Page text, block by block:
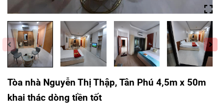
Tòa nhà Nguyễn Thị Thập, Tân Phú 4,5m x 50m
khai thác dòng tiền tốt